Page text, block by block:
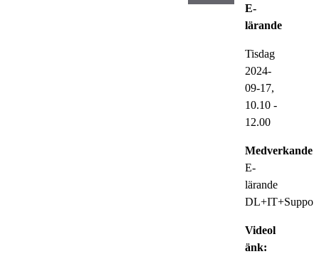
E-
lärande
Tisdag
2024-
09-17,
10.10 -
12.00
Medverkande:
E-
lärande
DL+IT+Support
Videol
änk: